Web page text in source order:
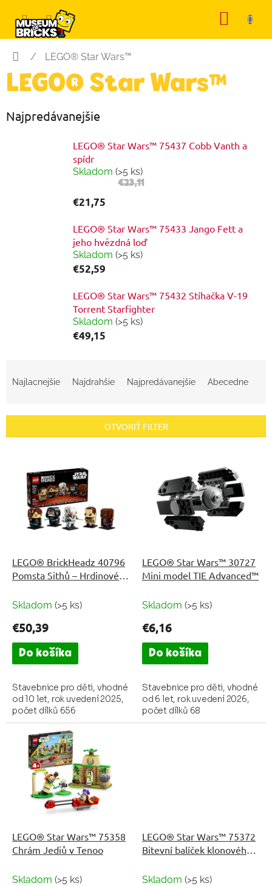
obsah
Domov
/ LEGO® Star Wars™
LEGO® Star Wars™
Najpredávanejšie
LEGO® Star Wars™ 75437 Cobb Vanth a
spídr
Skladom (>5 ks)
€23,11
€21,75
LEGO® Star Wars™ 75433 Jango Fett a
jeho hvězdná loď
Skladom (>5 ks)
€52,59
LEGO® Star Wars™ 75432 Stíhačka V-19
Torrent Starfighter
Skladom (>5 ks)
€49,15
n
Najlacnejšie Najdrahšie Najpredávanejšie Abecedne
OTVORIŤ FILTER
LEGO® BrickHeadz 40796
Pomsta Sithů – Hrdinové a
Skladom (>5 ks)
€50,39
Do košíka
Stavebnice pro děti, vhodné
od 10 let, rok uvedení 2025,
počet dílků 656
LEGO® Star Wars™ 30727
Mini model TIE Advanced™
Skladom (>5 ks)
€6,16
Do košíka
Stavebnice pro děti, vhodné
od 6 let, rok uvedení 2026,
počet dílků 68
LEGO® Star Wars™ 75358
Chrám Jediů v Tenoo
Skladom (>5 ks)
LEGO® Star Wars™ 75372
Bitevní balíček klonového
Skladom (>5 ks)